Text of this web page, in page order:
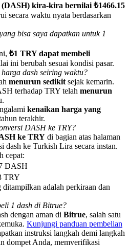
imbalan tunai
prize pool
(DASH) kira-kira bernilai ₺1466.15
secara waktu nyata berdasarkan
bisa saya dapatkan untuk 1
₺1 TRY dapat membeli
ini berubah sesuai kondisi pasar.
dash seiring waktu?
menurun sedikit sejak kemarin.
terhadap TRY telah menurun
kenaikan harga yang
terakhir.
DASH ke TRY?
ke TRY di bagian atas halaman
dash ke Turkish Lira secara instan.
cepat:
DASH
TRY
adalah perkiraan dan
1 dash di Bitrue?
dengan aman di Bitrue, salah satu
Kunjungi panduan pembelian
instruksi langkah demi langkah
dompet Anda, memverifikasi